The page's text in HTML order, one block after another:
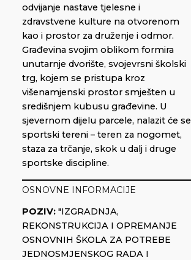
odvijanje nastave tjelesne i
zdravstvene kulture na otvorenom
kao i prostor za druženje i odmor.
Građevina svojim oblikom formira
unutarnje dvorište, svojevrsni školski
trg, kojem se pristupa kroz
višenamjenski prostor smješten u
središnjem kubusu građevine. U
sjevernom dijelu parcele, nalazit će se
sportski tereni – teren za nogomet,
staza za trčanje, skok u dalj i druge
sportske discipline.
OSNOVNE INFORMACIJE
POZIV: "IZGRADNJA,
REKONSTRUKCIJA I OPREMANJE
OSNOVNIH ŠKOLA ZA POTREBE
JEDNOSMJENSKOG RADA I